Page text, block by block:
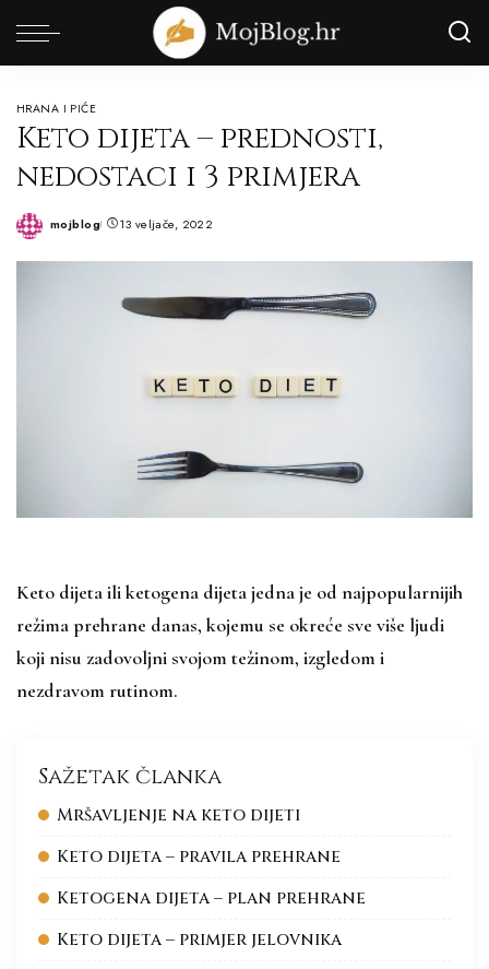
HRANA I PIĆE
Keto dijeta – prednosti,
nedostaci i 3 primjera
Posted
mojblog 13 veljače, 2022
Keto dijeta ili ketogena dijeta jedna je od najpopularnijih
režima prehrane danas, kojemu se okreće sve više ljudi
koji nisu zadovoljni svojom težinom, izgledom i
nezdravom rutinom.
Sažetak članka
Mršavljenje na keto dijeti
Keto dijeta – pravila prehrane
Ketogena dijeta – plan prehrane
Keto dijeta – primjer jelovnika